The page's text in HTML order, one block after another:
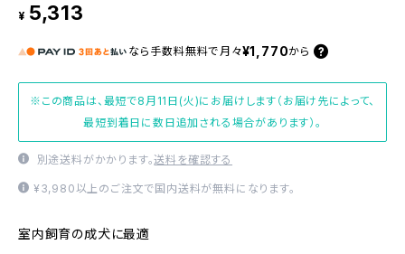
¥ 5,313
なら 手数料無料で 月々¥1,770から
※この商品は、最短で8月11日(火)にお届けします（お届け先によって、
最短到着日に数日追加される場合があります）。
別途送料がかかります。送料を確認する
¥3,980以上のご注文で国内送料が無料になります。
室内飼育の成犬に最適